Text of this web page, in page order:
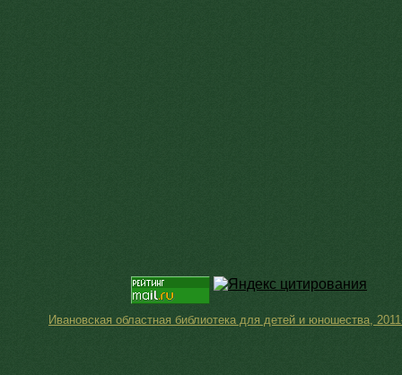
Ивановская областная библиотека для детей и юношества,